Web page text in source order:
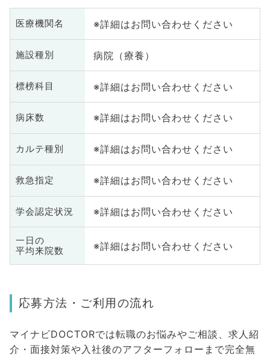
医療機関名 ※詳細はお問い合わせください
施設種別 病院（療養）
標榜科目 ※詳細はお問い合わせください
病床数 ※詳細はお問い合わせください
カルテ種別 ※詳細はお問い合わせください
救急指定 ※詳細はお問い合わせください
学会認定状況 ※詳細はお問い合わせください
一日の
平均来院数
※詳細はお問い合わせください
応募方法・ご利用の流れ
マイナビDOCTORでは転職のお悩みやご相談、求人紹
介・面接対策や入社後のアフターフォローまで完全無